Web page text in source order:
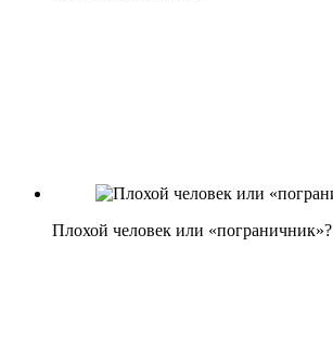
Плохой человек или «пограничник»?